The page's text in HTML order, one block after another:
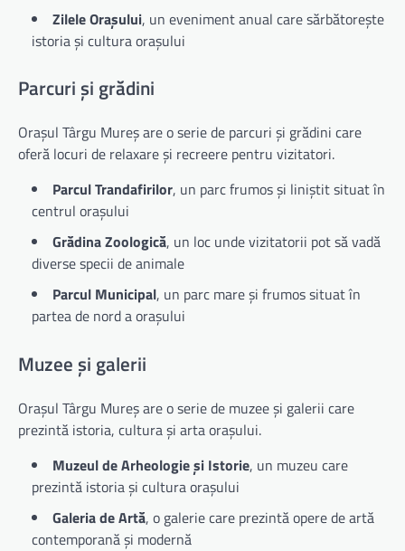
Zilele Orașului, un eveniment anual care sărbătorește
istoria și cultura orașului
Parcuri și grădini
Orașul Târgu Mureș are o serie de parcuri și grădini care
oferă locuri de relaxare și recreere pentru vizitatori.
Parcul Trandafirilor, un parc frumos și liniștit situat în
centrul orașului
Grădina Zoologică, un loc unde vizitatorii pot să vadă
diverse specii de animale
Parcul Municipal, un parc mare și frumos situat în
partea de nord a orașului
Muzee și galerii
Orașul Târgu Mureș are o serie de muzee și galerii care
prezintă istoria, cultura și arta orașului.
Muzeul de Arheologie și Istorie, un muzeu care
prezintă istoria și cultura orașului
Galeria de Artă, o galerie care prezintă opere de artă
contemporană și modernă